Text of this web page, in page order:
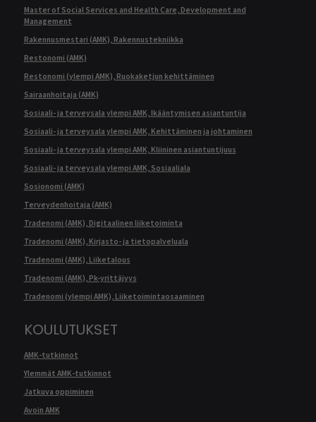
Master of Social Services and Health Care, Development and
Management
Rakennusmestari (AMK), Rakennustekniikka
Restonomi (AMK)
Restonomi (ylempi AMK), Ruokaketjun kehittäminen
Sairaanhoitaja (AMK)
Sosiaali- ja terveysala ylempi AMK, Ikääntymisen asiantuntija
Sosiaali- ja terveysala ylempi AMK, Kehittäminen ja johtaminen
Sosiaali- ja terveysala ylempi AMK, Kliininen asiantuntijuus
Sosiaali- ja terveysala ylempi AMK, Sosiaaliala
Sosionomi (AMK)
Terveydenhoitaja (AMK)
Tradenomi (AMK), Digitaalinen liiketoiminta
Tradenomi (AMK), Kirjasto- ja tietopalveluala
Tradenomi (AMK), Liiketalous
Tradenomi (AMK), Pk-yrittäjyys
Tradenomi (ylempi AMK), Liiketoimintaosaaminen
KOULUTUKSET
AMK-tutkinnot
Ylemmät AMK-tutkinnot
Jatkuva oppiminen
Avoin AMK